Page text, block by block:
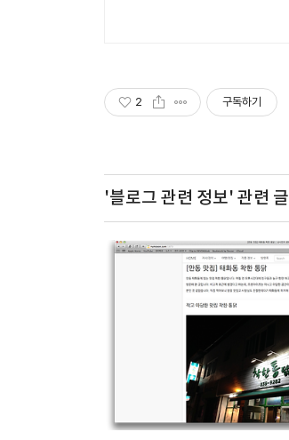
2 구독하기
'블로그 관련 정보' 관련 글